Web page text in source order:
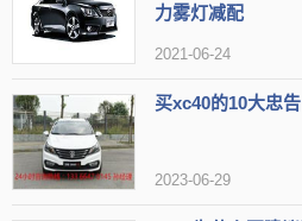
力雾灯减配
2021-06-24
买xc40的10大忠告
2023-06-29